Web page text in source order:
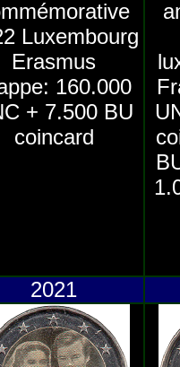
Luxembourg
Erasmus
160.000
+ 7.500 BU
coincard
2021